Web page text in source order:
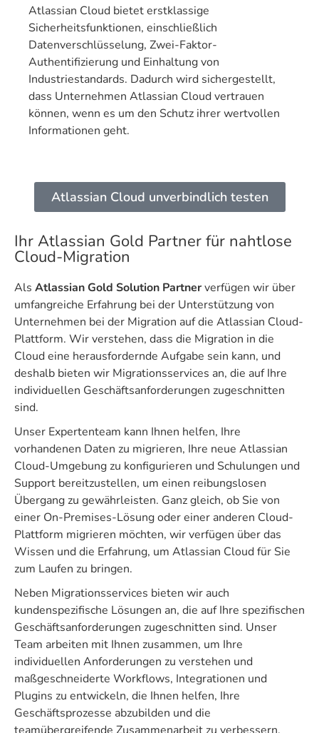
Atlassian Cloud bietet erstklassige
Sicherheitsfunktionen, einschließlich
Datenverschlüsselung, Zwei-Faktor-
Authentifizierung und Einhaltung von
Industriestandards. Dadurch wird sichergestellt,
dass Unternehmen Atlassian Cloud vertrauen
können, wenn es um den Schutz ihrer wertvollen
Informationen geht.
Atlassian Cloud unverbindlich testen
Ihr Atlassian Gold Partner für nahtlose
Cloud-Migration
Als Atlassian Gold Solution Partnerverfügen wir über
umfangreiche Erfahrung bei der Unterstützung von
Unternehmen bei der Migration auf die Atlassian Cloud-
Plattform. Wir verstehen, dass die Migration in die
Cloud eine herausfordernde Aufgabe sein kann, und
deshalb bieten wir Migrationsservices an, die auf Ihre
individuellen Geschäftsanforderungen zugeschnitten
sind.
Unser Expertenteam kann Ihnen helfen, Ihre
vorhandenen Daten zu migrieren, Ihre neue Atlassian
Cloud-Umgebung zu konfigurieren und Schulungen und
Support bereitzustellen, um einen reibungslosen
Übergang zu gewährleisten. Ganz gleich, ob Sie von
einer On-Premises-Lösung oder einer anderen Cloud-
Plattform migrieren möchten, wir verfügen über das
Wissen und die Erfahrung, um Atlassian Cloud für Sie
zum Laufen zu bringen.
Neben Migrationsservices bieten wir auch
kundenspezifische Lösungen an, die auf Ihre spezifischen
Geschäftsanforderungen zugeschnitten sind. Unser
Team arbeiten mit Ihnen zusammen, um Ihre
individuellen Anforderungen zu verstehen und
maßgeschneiderte Workflows, Integrationen und
Plugins zu entwickeln, die Ihnen helfen, Ihre
Geschäftsprozesse abzubilden und die